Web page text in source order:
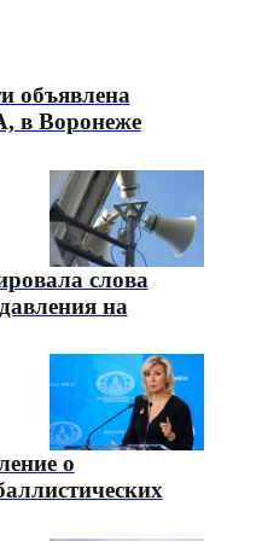
объявлена
в Воронеже
слова
на
о